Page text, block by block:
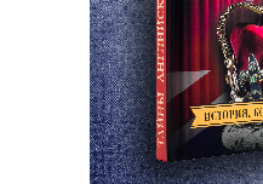
Военная
история
Конспирология
Политика
Религия